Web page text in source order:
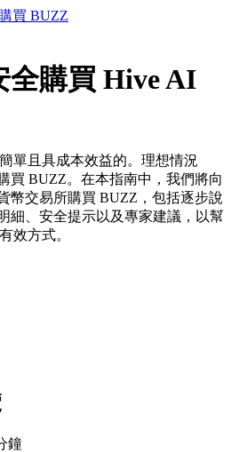
續合約
購買 BUZZ
全購買 Hive AI
單且具成本效益的。理想情況
買 BUZZ。在本指南中，我們將向
幣交易所購買 BUZZ，包括逐步說
細、安全提示以及專家建議，以幫
效方式。
鐘